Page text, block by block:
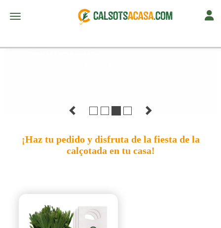
Toggle navigation
Sarmientos
Anterior Siguiente
¡Haz tu pedido y disfruta de la fiesta de la
calçotada en tu casa!